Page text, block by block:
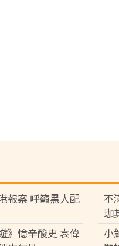
報案 呼籲黑人配
不
珈
》憶辛酸史 袁偉
小